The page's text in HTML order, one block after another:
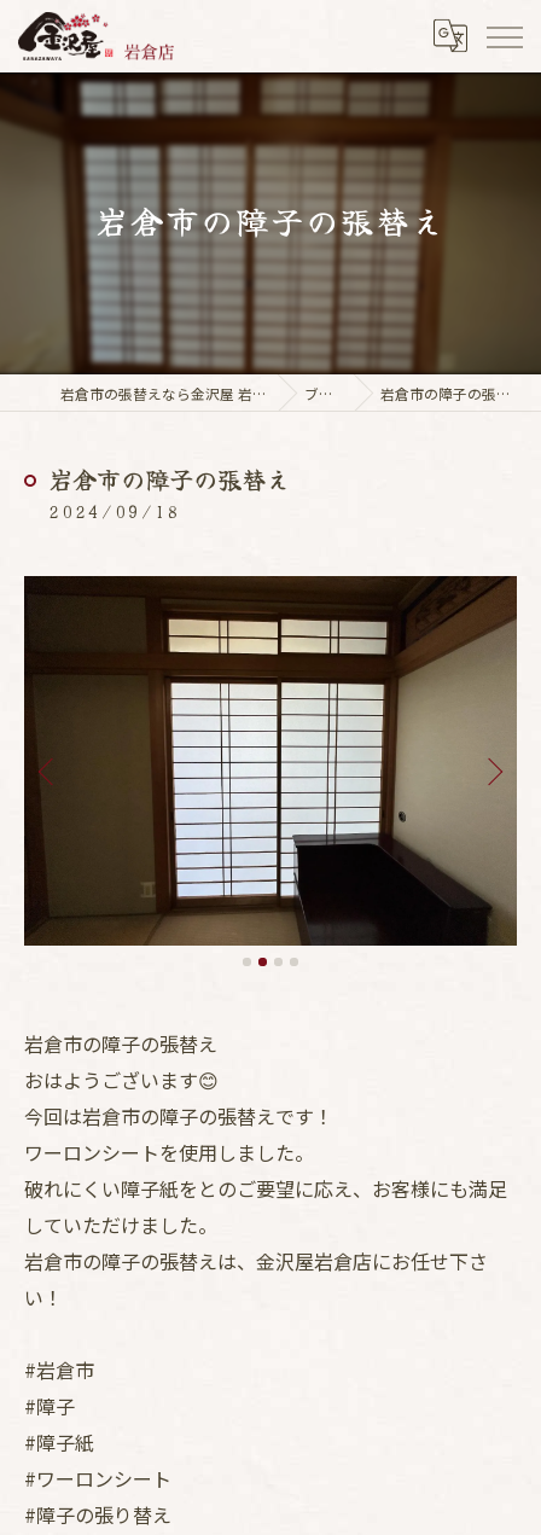
岩倉市の障子の張替え
岩倉市の張替えなら金沢屋 岩倉店 ブログ 岩倉市の障子の張替え
岩倉市の障子の張替え
2024/09/18
岩倉市の障子の張替え
おはようございます😊
今回は岩倉市の障子の張替えです！
ワーロンシートを使用しました。
破れにくい障子紙をとのご要望に応え、お客様にも満足
していただけました。
岩倉市の障子の張替えは、金沢屋岩倉店にお任せ下さ
い！
#岩倉市
#障子
#障子紙
#ワーロンシート
#障子の張り替え